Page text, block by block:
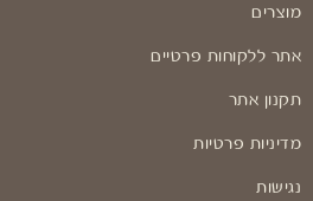
מוצרים
אתר ללקוחות פרטיים
תקנון אתר
מדיניות פרטיות
נגישות